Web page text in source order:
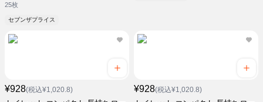
25枚
セブンザプライス
¥928(税込¥1,020.8) ¥928(税込¥1,020.8)